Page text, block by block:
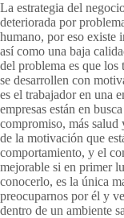
La estrategia del
deteriorada por
humano, por eso existe
así como una baja
del problema es que los
se desarrollen con
es el trabajador en una
empresas están en
compromiso, más salud
de la motivación que
comportamiento, y el
mejorable si en primer
conocerlo, es la única
preocuparnos por él y
dentro de un ambiente